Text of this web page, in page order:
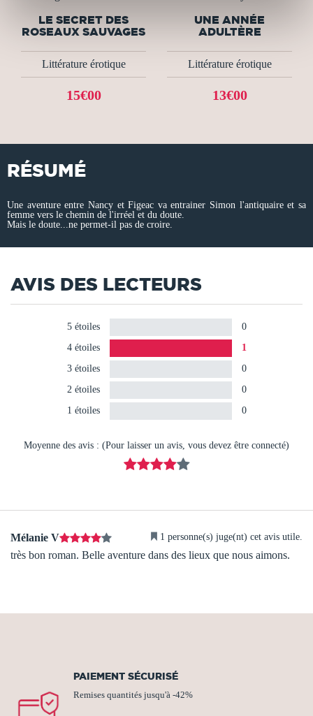
LE SECRET DES
ROSEAUX SAUVAGES
Littérature érotique
15€00
UNE ANNÉE
ADULTÈRE
Littérature érotique
13€00
RÉSUMÉ
Une aventure entre Nancy et Figeac va entrainer Simon l'antiquaire et sa
femme vers le chemin de l'irréel et du doute.
Mais le doute...ne permet-il pas de croire.
AVIS DES LECTEURS
5 étoiles
0
4 étoiles
1
3 étoiles
0
2 étoiles
0
1 étoiles
0
Moyenne des avis : (Pour laisser un avis, vous devez être connecté)
Mélanie V 1 personne(s) juge(nt) cet avis utile.
très bon roman. Belle aventure dans des lieux que nous aimons.
PAIEMENT SÉCURISÉ
Remises quantités jusqu'à -42%